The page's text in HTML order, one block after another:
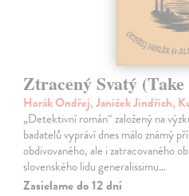
Ztracený Svatý
Horák Ondřej, Janíček Jindřich,
„Detektivní román“ založený na
badatelů vypráví dnes málo známý
obdivovaného, ale i zatracovaného
slovenského lidu generalissimu…
Zasielame do 12 dní